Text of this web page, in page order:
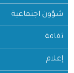
شؤون اجتماعية
ثقافة
إعلام